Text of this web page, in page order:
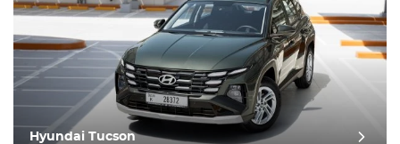
Hyundai Tucson